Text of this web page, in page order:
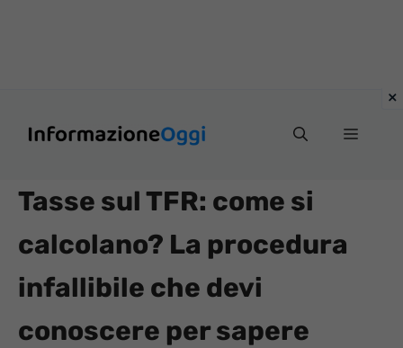
Menu
Tasse sul TFR: come si
calcolano? La procedura
infallibile che devi
conoscere per sapere